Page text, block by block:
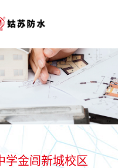
学金阊新城校区